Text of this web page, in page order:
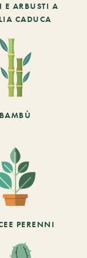
E ARBUSTI A
CADUCA
BAMBÙ
PERENNI